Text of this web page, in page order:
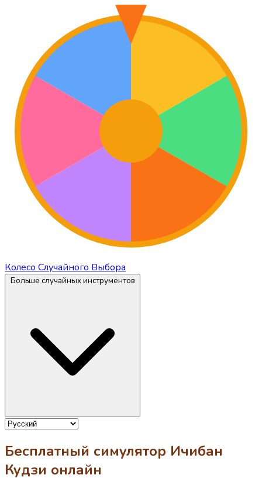
Колесо Случайного Выбора
Бесплатный симулятор Ичибан
Кудзи онлайн